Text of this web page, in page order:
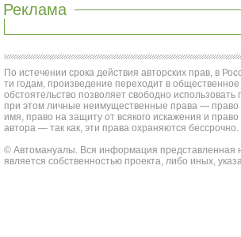
Реклама
По истечении срока действия авторских прав, в
ти годам, произведение переходит в
обстоятельство позволяет свободно
при этом личные неимущественные права — право
имя, право на защиту от всякого искажения и
автора — так как, эти права охраняются бессрочно.
© Автомануалы. Вся информация представленная
является собственностью проекта, либо иных,